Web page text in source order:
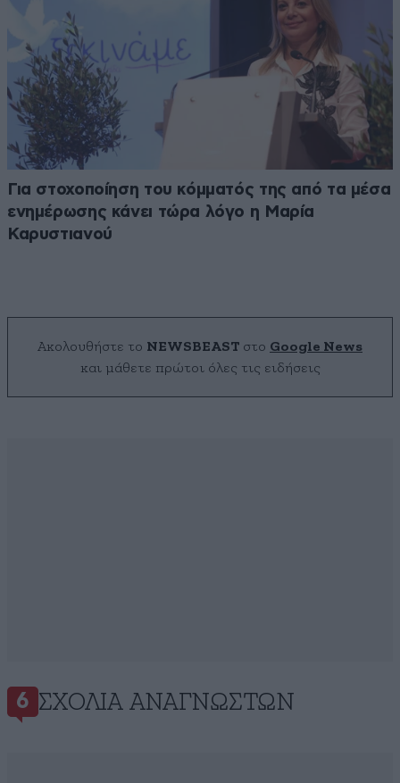
Για στοχοποίηση του κόμματός της από τα μέσα
ενημέρωσης κάνει τώρα λόγο η Μαρία
Καρυστιανού
Ακολουθήστε το NEWSBEAST στο Google News
και μάθετε πρώτοι όλες τις ειδήσεις
6 ΣΧΌΛΙΑ ΑΝΑΓΝΩΣΤΏΝ